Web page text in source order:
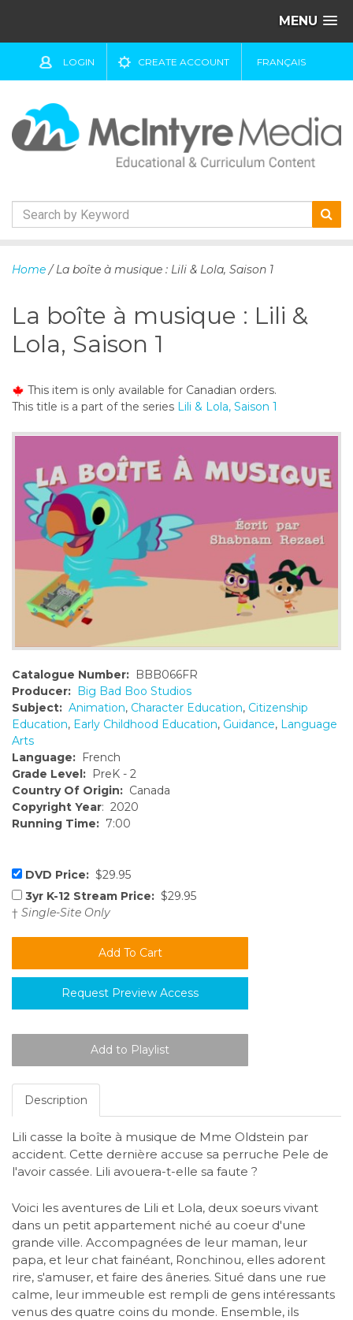
MENU
LOGIN CREATE ACCOUNT FRANÇAIS
k
t
e
n
Home / La boîte à musique : Lili & Lola, Saison 1
La boîte à musique : Lili &
Lola, Saison 1
This item is only available for Canadian orders.
This title is a part of the series Lili & Lola, Saison 1
Catalogue Number: BBB066FR
Producer: Big Bad Boo Studios
Subject: Animation, Character Education, Citizenship
Education, Early Childhood Education, Guidance, Language
Arts
Language: French
Grade Level: PreK - 2
Country Of Origin: Canada
Copyright Year: 2020
Running Time: 7:00
DVD Price: $29.95
3yr K-12 Stream Price: $29.95
† Single-Site Only
Request Preview Access
Description
Lili casse la boîte à musique de Mme Oldstein par
accident. Cette dernière accuse sa perruche Pele de
l'avoir cassée. Lili avouera-t-elle sa faute ?
Voici les aventures de Lili et Lola, deux soeurs vivant
dans un petit appartement niché au coeur d'une
grande ville. Accompagnées de leur maman, leur
papa, et leur chat fainéant, Ronchinou, elles adorent
rire, s'amuser, et faire des âneries. Situé dans une rue
calme, leur immeuble est rempli de gens intéressants
venus des quatre coins du monde. Ensemble, ils